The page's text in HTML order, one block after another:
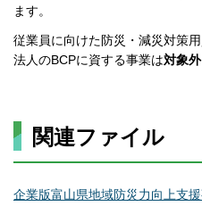
ます。
従業員に向けた防災・減災対策
法人のBCPに資する事業は対象外
関連ファイル
企業版富山県地域防災力向上支